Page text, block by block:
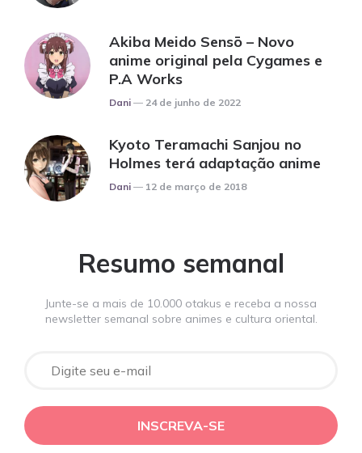
Akiba Meido Sensō – Novo
anime original pela Cygames e
P.A Works
Posted
Dani 24 de junho de 2022
Kyoto Teramachi Sanjou no
Holmes terá adaptação anime
Posted
Dani 12 de março de 2018
Resumo semanal
Junte-se a mais de 10.000 otakus e receba a nossa
newsletter semanal sobre animes e cultura oriental.